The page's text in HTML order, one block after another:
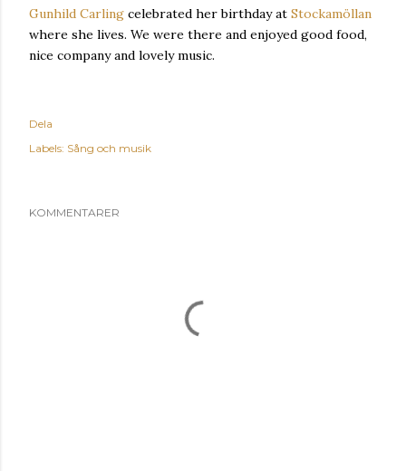
Gunhild Carling celebrated her birthday at Stockamöllan
where she lives. We were there and enjoyed good food,
nice company and lovely music.
Dela
Labels: Sång och musik
KOMMENTARER